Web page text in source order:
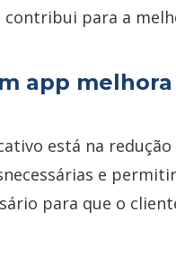
para a
app
está na
e
para que o